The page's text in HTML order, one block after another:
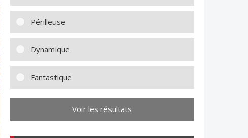
Périlleuse
Dynamique
Fantastique
Voir les résultats